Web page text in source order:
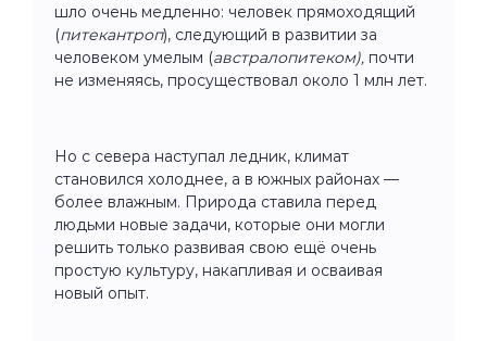
шло очень медленно: человек прямоходящий
(питекантроп), следующий в развитии за
человеком умелым (австралопитеком), почти
не изменяясь, просуществовал около 1 млн лет.
Но с севера наступал ледник, климат
становился холоднее, а в южных районах —
более влажным. Природа ставила перед
людьми новые задачи, которые они могли
решить только развивая свою ещё очень
простую культуру, накапливая и осваивая
новый опыт.